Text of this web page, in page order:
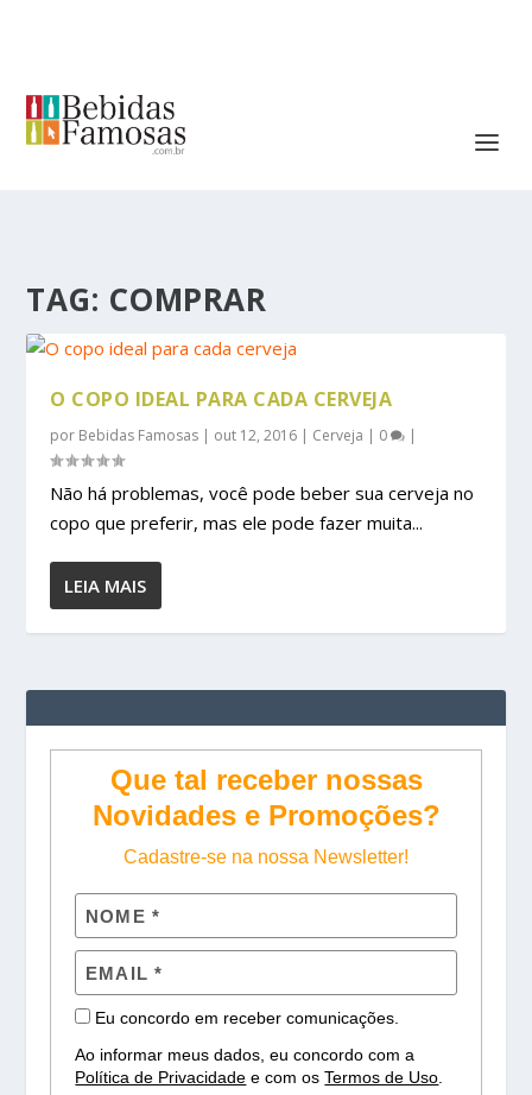
TAG: COMPRAR
O COPO IDEAL PARA CADA CERVEJA
por Bebidas Famosas | out 12, 2016 | Cerveja | 0 |
Não há problemas, você pode beber sua cerveja no
copo que preferir, mas ele pode fazer muita...
LEIA MAIS
Que tal receber nossas
Novidades e Promoções?
Cadastre-se na nossa Newsletter!
Eu concordo em receber comunicações.
Ao informar meus dados, eu concordo com a
Política de Privacidade e com osTermos de Uso